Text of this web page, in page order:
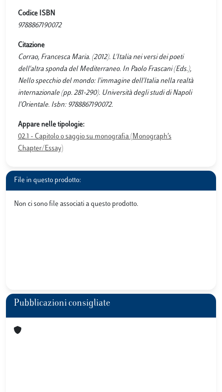
Codice ISBN
9788867190072
Citazione
Corrao, Francesca Maria. (2012). L'Italia nei versi dei poeti
dell'altra sponda del Mediterraneo. In Paolo Frascani (Eds.),
Nello specchio del mondo: l'immagine dell'Italia nella realtà
internazionale (pp. 281-290). Università degli studi di Napoli
l'Orientale. Isbn: 9788867190072.
Appare nelle tipologie:
02.1 - Capitolo o saggio su monografia (Monograph’s
Chapter/Essay)
File in questo prodotto:
Non ci sono file associati a questo prodotto.
Pubblicazioni consigliate